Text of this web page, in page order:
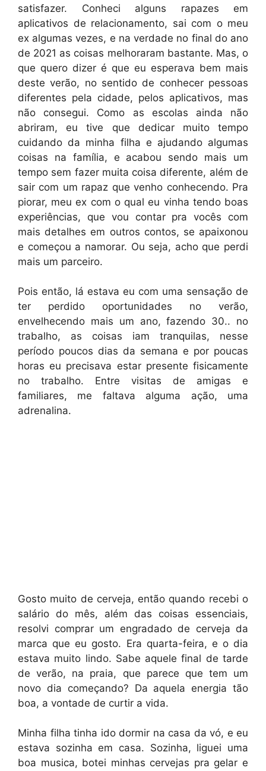
satisfazer. Conheci alguns rapazes em
aplicativos de relacionamento, sai com o meu
ex algumas vezes, e na verdade no final do ano
de 2021 as coisas melhoraram bastante. Mas, o
que quero dizer é que eu esperava bem mais
deste verão, no sentido de conhecer pessoas
diferentes pela cidade, pelos aplicativos, mas
não consegui. Como as escolas ainda não
abriram, eu tive que dedicar muito tempo
cuidando da minha filha e ajudando algumas
coisas na família, e acabou sendo mais um
tempo sem fazer muita coisa diferente, além de
sair com um rapaz que venho conhecendo. Pra
piorar, meu ex com o qual eu vinha tendo boas
experiências, que vou contar pra vocês com
mais detalhes em outros contos, se apaixonou
e começou a namorar. Ou seja, acho que perdi
mais um parceiro.
Pois então, lá estava eu com uma sensação de
ter perdido oportunidades no verão,
envelhecendo mais um ano, fazendo 30.. no
trabalho, as coisas iam tranquilas, nesse
período poucos dias da semana e por poucas
horas eu precisava estar presente fisicamente
no trabalho. Entre visitas de amigas e
familiares, me faltava alguma ação, uma
adrenalina.
Gosto muito de cerveja, então quando recebi o
salário do mês, além das coisas essenciais,
resolvi comprar um engradado de cerveja da
marca que eu gosto. Era quarta-feira, e o dia
estava muito lindo. Sabe aquele final de tarde
de verão, na praia, que parece que tem um
novo dia começando? Da aquela energia tão
boa, a vontade de curtir a vida.
Minha filha tinha ido dormir na casa da vó, e eu
estava sozinha em casa. Sozinha, liguei uma
boa musica, botei minhas cervejas pra gelar e